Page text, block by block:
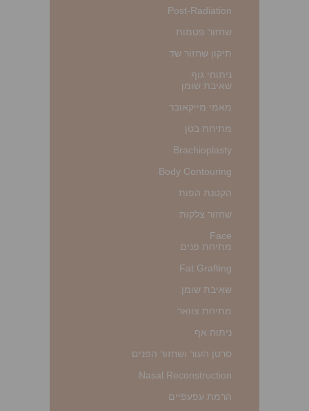
Post-Radiation
שחזור פטמות
תיקון שחזור שד
ניתוחי גוף
שאיבת שומן
מאמי מייקאובר
מתיחת בטן
Brachioplasty
Body Contouring
הקטנת הפות
שחזור צלקות
Face
מתיחת פנים
Fat Grafting
שאיבת שומן
מתיחת צוואר
ניתוח אף
סרטן העור ושחזור הפנים
Nasal Reconstruction
הרמת עפעפיים